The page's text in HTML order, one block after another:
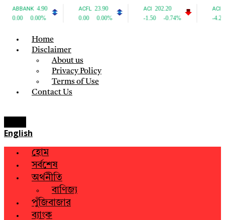
Home
Disclaimer
About us
Privacy Policy
Terms of Use
Contact Us
English
হোম
সর্বশেষ
অর্থনীতি
বাণিজ্য
পুঁজিবাজার
ব্যাংক